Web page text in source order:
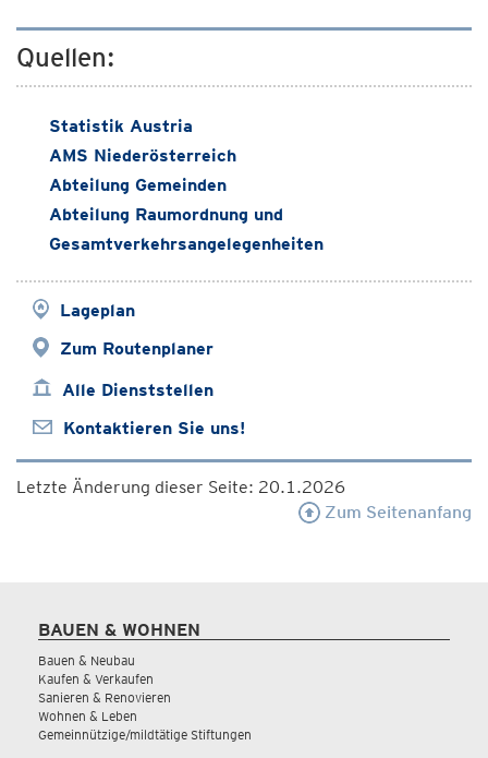
Quellen:
Statistik Austria
AMS Niederösterreich
Abteilung Gemeinden
Abteilung Raumordnung und
Gesamtverkehrsangelegenheiten
Lageplan
Zum Routenplaner
Alle Dienststellen
Kontaktieren Sie uns!
Letzte Änderung dieser Seite: 20.1.2026
Zum Seitenanfang
BAUEN & WOHNEN
Bauen & Neubau
Kaufen & Verkaufen
Sanieren & Renovieren
Wohnen & Leben
Gemeinnützige/mildtätige Stiftungen